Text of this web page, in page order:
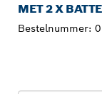
MET 2 X
Bestelnummer: